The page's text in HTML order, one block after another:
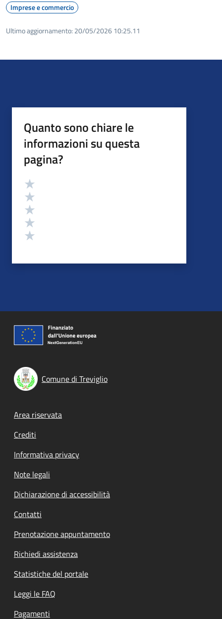
Imprese e commercio
Ultimo aggiornamento: 20/05/2026 10:25.11
Quanto sono chiare le
informazioni su questa
pagina?
Valutazione
Comune di Treviglio
Footer menu
Area riservata
Crediti
Informativa privacy
Note legali
Dichiarazione di accessibilità
Contatti
Prenotazione appuntamento
Richiedi assistenza
Statistiche del portale
Leggi le FAQ
Pagamenti